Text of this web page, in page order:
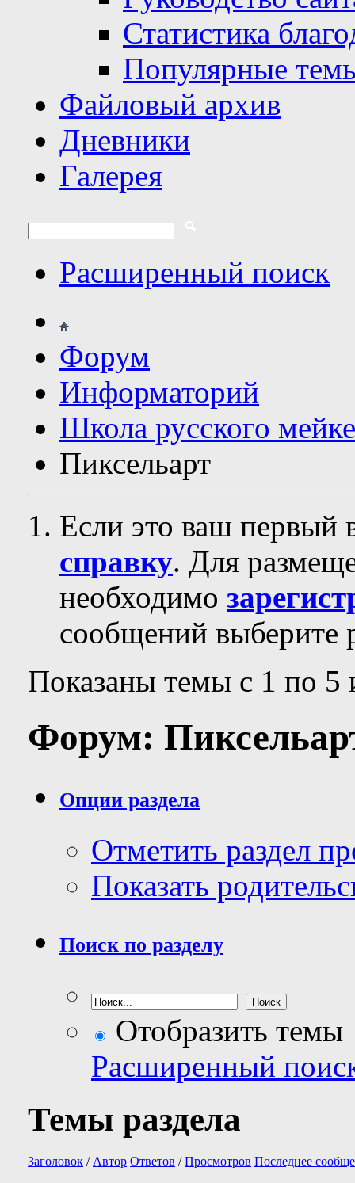
Статистика
Популярные
Файловый архив
Дневники
Галерея
Расширенный поиск
Форум
Информаторий
Школа русского
Пиксельарт
Если это ваш первый
справку. Для
необходимо
сообщений выберите
Показаны темы с 1 по 5
Форум:
Опции раздела
Отметить раздел
Показать
Поиск по разделу
Отобразить темы
Расширенный
Темы раздела
Заголовок / Автор Ответов /Просмотров Последнее